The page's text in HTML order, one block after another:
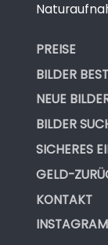
PREISE
BILDER
NEUE
BILDER
SICHERES
GELD-
KONTAKT
INSTAGRAM